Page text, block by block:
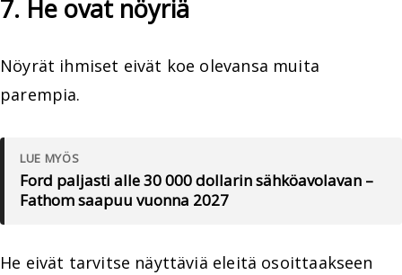
7. He ovat nöyriä
Nöyrät ihmiset eivät koe olevansa muita
parempia.
LUE MYÖS
Ford paljasti alle 30 000 dollarin sähköavolavan –
Fathom saapuu vuonna 2027
He eivät tarvitse näyttäviä eleitä osoittaakseen